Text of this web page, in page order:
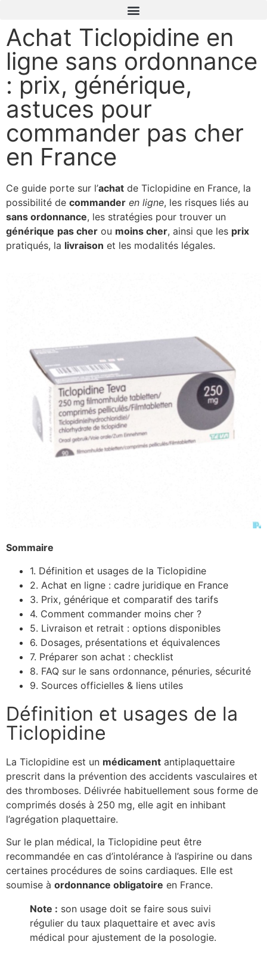
Achat Ticlopidine en
ligne sans ordonnance
: prix, générique,
astuces pour
commander pas cher
en France
Ce guide porte sur l’achat de Ticlopidine en France, la
possibilité de commander en ligne, les risques liés au
sans ordonnance, les stratégies pour trouver un
générique pas cher ou moins cher, ainsi que les prix
pratiqués, la livraison et les modalités légales.
Sommaire
1. Définition et usages de la Ticlopidine
2. Achat en ligne : cadre juridique en France
3. Prix, générique et comparatif des tarifs
4. Comment commander moins cher ?
5. Livraison et retrait : options disponibles
6. Dosages, présentations et équivalences
7. Préparer son achat : checklist
8. FAQ sur le sans ordonnance, pénuries, sécurité
9. Sources officielles & liens utiles
Définition et usages de la
Ticlopidine
La Ticlopidine est un médicament antiplaquettaire
prescrit dans la prévention des accidents vasculaires et
des thromboses. Délivrée habituellement sous forme de
comprimés dosés à 250 mg, elle agit en inhibant
l’agrégation plaquettaire.
Sur le plan médical, la Ticlopidine peut être
recommandée en cas d’intolérance à l’aspirine ou dans
certaines procédures de soins cardiaques. Elle est
soumise à ordonnance obligatoire en France.
Note : son usage doit se faire sous suivi
régulier du taux plaquettaire et avec avis
médical pour ajustement de la posologie.